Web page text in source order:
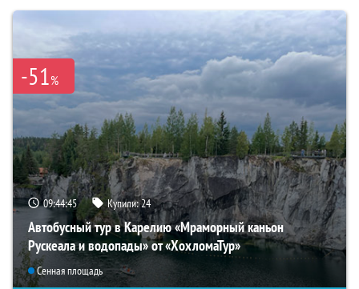
-51%
09:44:44 Купили:24
Автобусный тур в Карелию «Мраморный каньон
Рускеала и водопады» от «ХохломаТур»
Сенная площадь